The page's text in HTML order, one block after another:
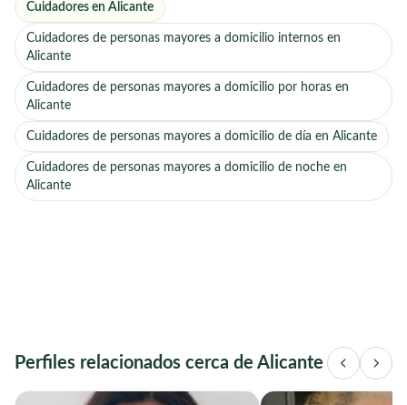
Cuidadores en Alicante
Cuidadores de personas mayores a domicilio internos en
Alicante
Cuidadores de personas mayores a domicilio por horas en
Alicante
Cuidadores de personas mayores a domicilio de día en Alicante
Cuidadores de personas mayores a domicilio de noche en
Alicante
Perfiles relacionados cerca de Alicante